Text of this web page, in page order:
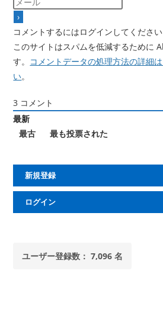
コメントするにはログインしてください
このサイトはスパムを低減するために
す。 コメントデータの処理方法の詳細
い。
3 コメント
最新
最古
最も投票された
新規登録
ログイン
ユーザー登録数： 7,096 名